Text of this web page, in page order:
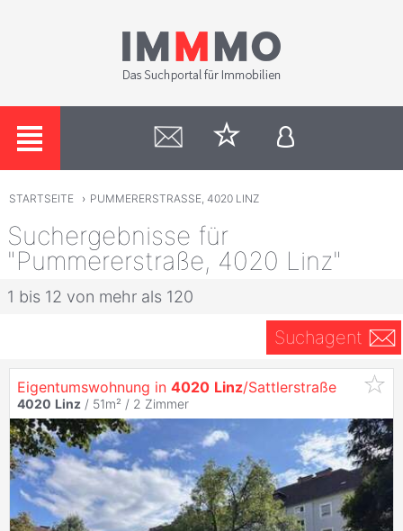
STARTSEITE › PUMMERERSTRASSE, 4020 LINZ
Suchergebnisse für
"Pummererstraße, 4020 Linz"
1 bis 12 von mehr als 120
Suchagent
Eigentumswohnung in 4020 Linz/Sattlerstraße
4020 Linz / 51m² / 2 Zimmer